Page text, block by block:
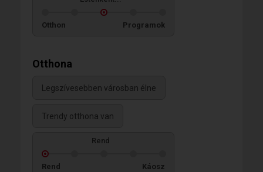
Otthon Programok
Otthona
Legszívesebben városban élne
Trendy otthona van
Rend
Rend Káosz